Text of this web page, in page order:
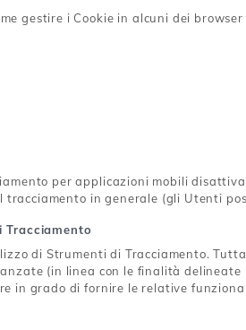
gestire i Cookie in alcuni dei
per applicazioni mobili
in generale (gli Utenti
Tracciamento
di Strumenti di Tracciamento.
(in linea con le finalità
in grado di fornire le relative